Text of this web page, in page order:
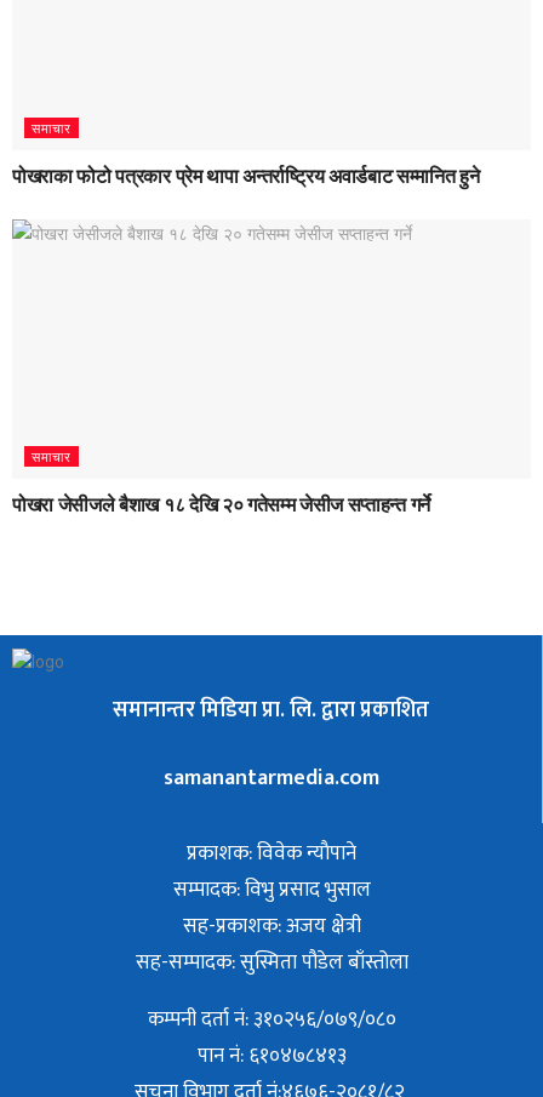
समाचार
पोखराका फोटो पत्रकार प्रेम थापा अन्तर्राष्ट्रिय अवार्डबाट सम्मानित हुने
समाचार
पोखरा जेसीजले बैशाख १८ देखि २० गतेसम्म जेसीज सप्ताहन्त गर्ने
समानान्तर मिडिया प्रा. लि. द्वारा प्रकाशित
samanantarmedia.com
प्रकाशक: विवेक न्याैपाने
सम्पादक: विभु प्रसाद भुसाल
सह-प्रकाशक: अजय क्षेत्री
सह-सम्पादक: सुस्मिता पौडेल बाँस्तोला
कम्पनी दर्ता नं: ३१०२५६/०७९/०८०
पान नं: ६१०४७८४१३